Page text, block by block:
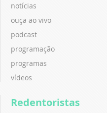
notícias
ouça ao vivo
podcast
programação
programas
vídeos
Redentoristas